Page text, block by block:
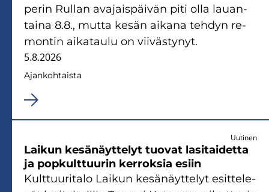
perin Rul­lan ava­jais­päi­vän piti olla lau­an­
tai­na 8.8., mutta kesän ai­ka­na teh­dyn re­
mon­tin ai­ka­tau­lu on vii­väs­ty­nyt.
5.8.2026
Ajan­koh­tais­ta
Uutinen
Lai­kun ke­sä­näyt­te­lyt tuo­vat la­si­tai­det­ta
ja pop­kult­tuu­rin ker­rok­sia esiin
Kult­tuu­ri­ta­lo Lai­kun ke­sä­näyt­te­lyt esit­te­le­